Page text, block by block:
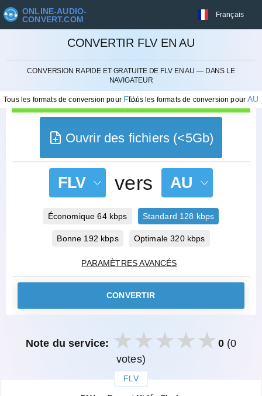
ONLINE-AUDIO-
CONVERT.COM
Français
CONVERTIR FLV EN AU
CONVERSION RAPIDE ET GRATUITE DE FLV EN AU — DANS LE
NAVIGATEUR
Tous les formats de conversion pour FLV
Tous les formats de conversion pourAU
Ouvrir des fichiers (<5Gb)
FLV vers AU
Économique 64 kbps Standard 128 kbps
Bonne 192 kbps Optimale 320 kbps
PARAMÈTRES AVANCÉS
CONVERTIR
Note du service: 0(0
votes)
FLV